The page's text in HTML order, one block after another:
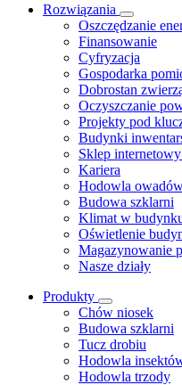
Rozwiązania
​Oszczędzanie
Finansowanie
Cyfryzacja
Gospodarka
Dobrostan
Oczyszczanie
Projekty pod
Budynki
Sklep
Kariera
Hodowla
Budowa szklarni
Klimat w
Oświetlenie
Magazynowanie
Nasze działy
Produkty
Chów niosek
Budowa szklarni
Tucz drobiu
Hodowla
Hodowla trzody